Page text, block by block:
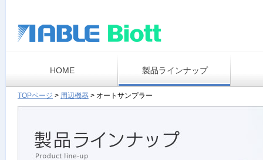
HOME 製品ラインナップ
TOPページ > 周辺機器 > オートサンプラー